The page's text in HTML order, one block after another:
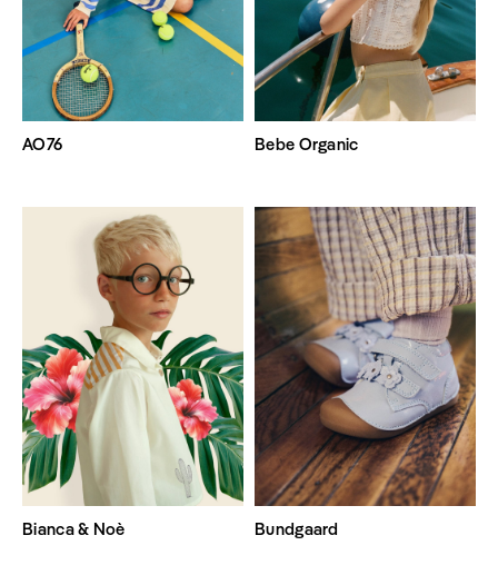
AO76 Bebe Organic
Bianca & Noè Bundgaard